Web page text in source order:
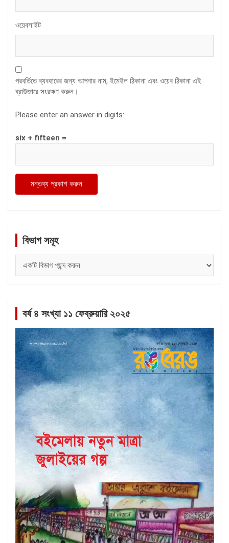
ওয়েবসাইট
পরবর্তিতে ব্যবহারের জন্য আপনার নাম, ইমেইল ঠিকানা এবং ওয়েব ঠিকানা এই
ব্রাউজারে সংরক্ষণ করুন।
Please enter an answer in digits:
six + fifteen =
বিভাগ সমূহ
সমূহ
বর্ষ ৪ সংখ্যা ১১ ফেব্রুয়ারি ২০২৫